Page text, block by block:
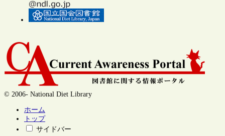
© 2006- National Diet Library
ホーム
トップ
サイドバー